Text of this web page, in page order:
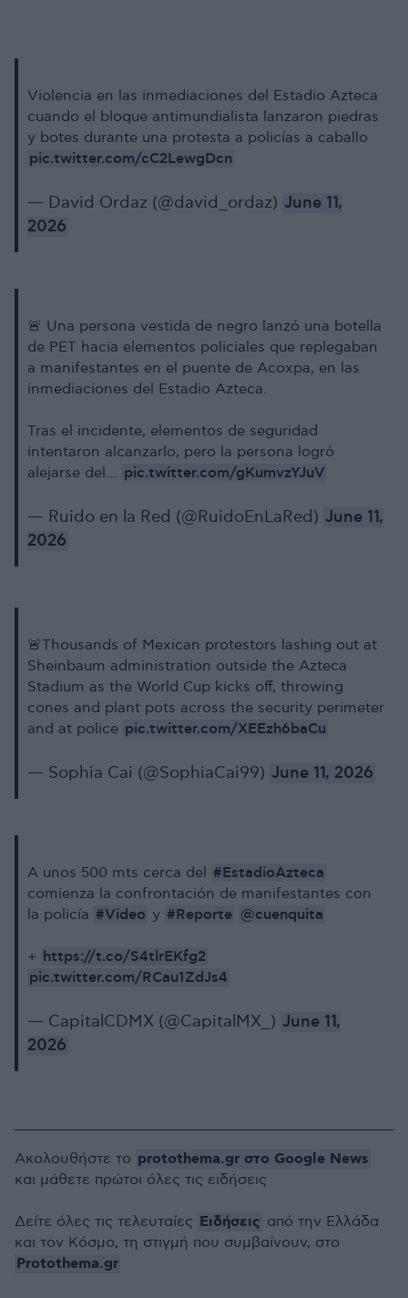
Violencia en las inmediaciones del Estadio Azteca
cuando el bloque antimundialista lanzaron piedras
y botes durante una protesta a policías a caballo
pic.twitter.com/cC2LewgDcn
— David Ordaz (@david_ordaz) June 11,
2026
🚨 Una persona vestida de negro lanzó una botella
de PET hacia elementos policiales que replegaban
a manifestantes en el puente de Acoxpa, en las
inmediaciones del Estadio Azteca.
Tras el incidente, elementos de seguridad
intentaron alcanzarlo, pero la persona logró
alejarse del… pic.twitter.com/gKumvzYJuV
— Ruido en la Red (@RuidoEnLaRed) June 11,
2026
🚨Thousands of Mexican protestors lashing out at
Sheinbaum administration outside the Azteca
Stadium as the World Cup kicks off, throwing
cones and plant pots across the security perimeter
and at police pic.twitter.com/XEEzh6baCu
— Sophia Cai (@SophiaCai99) June 11, 2026
A unos 500 mts cerca del #EstadioAzteca
comienza la confrontación de manifestantes con
la policía #Video y #Reporte @cuenquita
+ https://t.co/S4tlrEKfg2
pic.twitter.com/RCau1ZdJs4
— CapitalCDMX (@CapitalMX_) June 11,
2026
Ακολουθήστε το protothema.gr στο Google News
και μάθετε πρώτοι όλες τις ειδήσεις
Δείτε όλες τις τελευταίες Ειδήσεις από την Ελλάδα
και τον Κόσμο, τη στιγμή που συμβαίνουν, στο
Protothema.gr